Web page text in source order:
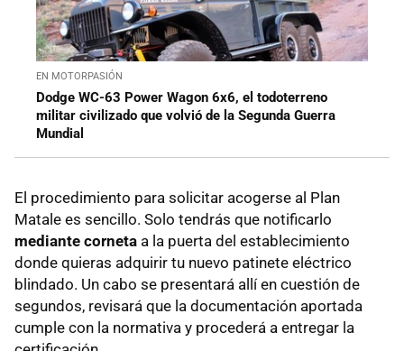
EN MOTORPASIÓN
Dodge WC-63 Power Wagon 6x6, el todoterreno
militar civilizado que volvió de la Segunda Guerra
Mundial
El procedimiento para solicitar acogerse al Plan
Matale es sencillo. Solo tendrás que notificarlo
mediante corneta a la puerta del establecimiento
donde quieras adquirir tu nuevo patinete eléctrico
blindado. Un cabo se presentará allí en cuestión de
segundos, revisará que la documentación aportada
cumple con la normativa y procederá a entregar la